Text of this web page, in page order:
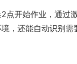
点开始作业，通过
，还能自动识别